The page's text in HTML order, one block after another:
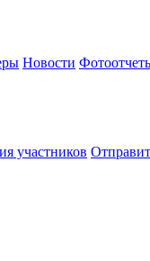
Новости
участников